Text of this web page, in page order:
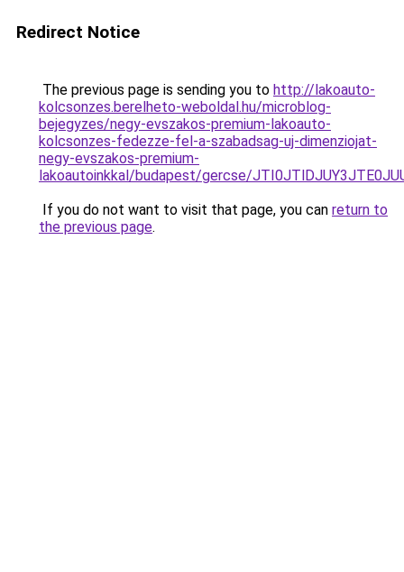
Redirect Notice
The previous page is sending you to http://lakoauto-
kolcsonzes.berelheto-weboldal.hu/microblog-
bejegyzes/negy-evszakos-premium-lakoauto-
kolcsonzes-fedezze-fel-a-szabadsag-uj-dimenziojat-
negy-evszakos-premium-
lakoautoinkkal/budapest/gercse/
If you do not want to visit that page, you can return to
the previous page.